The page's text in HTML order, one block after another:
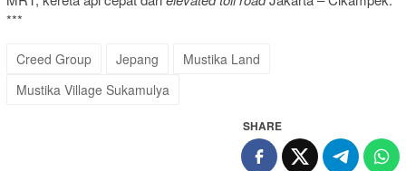
***
Creed Group Jepang
Mustika Land
Mustika Village Sukamulya
SHARE